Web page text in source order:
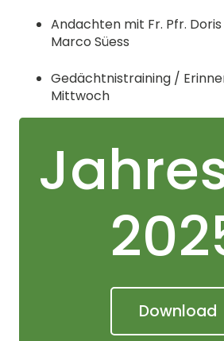
Andachten mit Fr. Pfr. Doris
Marco Süess
Gedächtnistraining /
Mittwoch
Download